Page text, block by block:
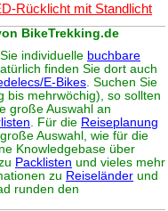
Rücklicht mit Standlicht
BikeTrekking.de
individuelle buchbare
finden Sie dort auch
E-Bikes. Suchen Sie
bis mehrwöchig), so sollten
große Auswahl an
. Für die Reiseplanung
Auswahl, wie für die
Knowledgebase über
Packlisten und vieles mehr
zu Reiseländer und
runden den